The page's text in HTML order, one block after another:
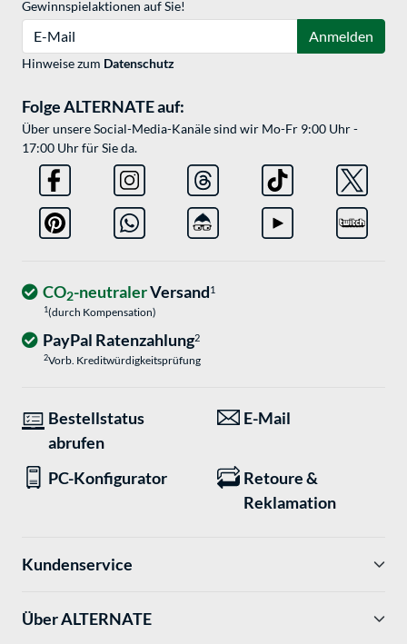
Gewinnspielaktionen auf Sie!
Anmelden
Hinweise zum Datenschutz
Folge ALTERNATE auf:
Über unsere Social-Media-Kanäle sind wir Mo-Fr 9:00 Uhr -
17:00 Uhr für Sie da.
CO2-neutralerVersand1
1(durch Kompensation)
PayPal Ratenzahlung2
2Vorb. Kreditwürdigkeitsprüfung
Bestellstatus
abrufen
E-Mail
PC-Konfigurator
Retoure &
Reklamation
Kundenservice
Über ALTERNATE